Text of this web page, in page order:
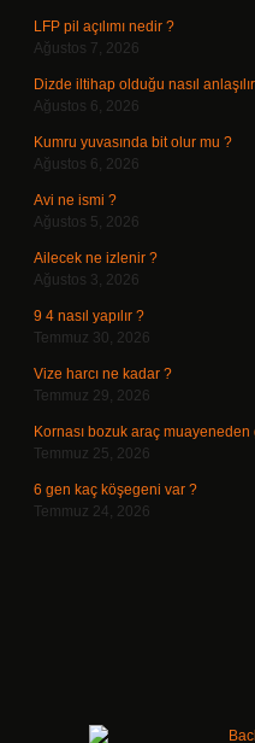
LFP pil açılımı nedir ?
Ağustos 7, 2026
Dizde iltihap olduğu nasıl
Ağustos 6, 2026
Kumru yuvasında bit olur mu ?
Ağustos 6, 2026
Avi ne ismi ?
Ağustos 5, 2026
Ailecek ne izlenir ?
Ağustos 3, 2026
9 4 nasıl yapılır ?
Temmuz 30, 2026
Vize harcı ne kadar ?
Temmuz 29, 2026
Kornası bozuk araç
Temmuz 25, 2026
6 gen kaç köşegeni var ?
Temmuz 24, 2026